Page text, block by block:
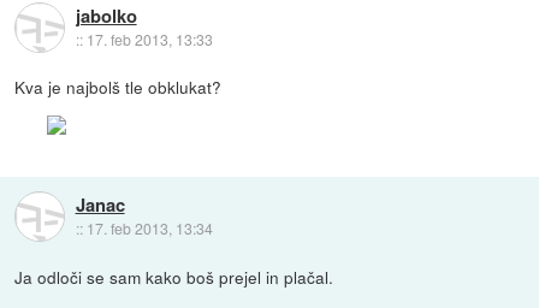
jabolko
:: 17. feb 2013, 13:33
Kva je najbolš tle obklukat?
Janac
:: 17. feb 2013, 13:34
Ja odloči se sam kako boš prejel in plačal.